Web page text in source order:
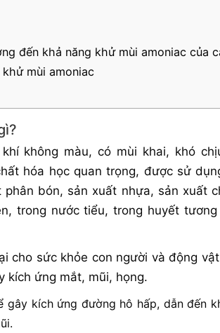
đến khả năng khử mùi amoniac của
mùi amoniac
không màu, có mùi khai, khó
hóa học quan trọng, được sử
phân bón, sản xuất nhựa, sản xuất
trong nước tiểu, trong huyết
cho sức khỏe con người và động
kích ứng mắt, mũi, họng.
gây kích ứng đường hô hấp, dẫn đến